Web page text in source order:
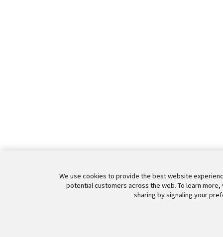
We use cookies to provide the best website
potential customers across the web. To learn
sharing by signaling your